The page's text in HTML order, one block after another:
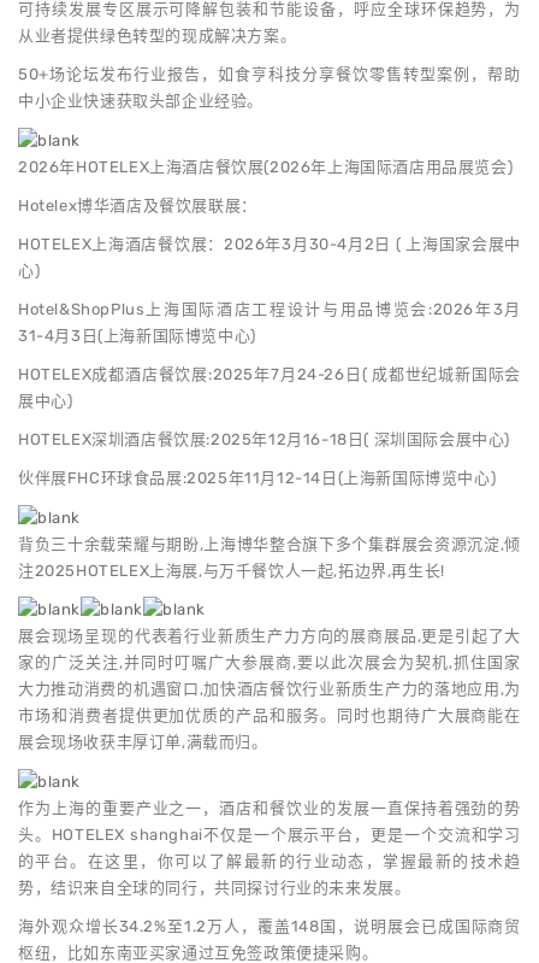
可持续发展专区展示可降解包装和节能设备，呼应全球环保趋势，为
从业者提供绿色转型的现成解决方案。
50+场论坛发布行业报告，如食亨科技分享餐饮零售转型案例，帮助
中小企业快速获取头部企业经验。
2026年HOTELEX上海酒店餐饮展(2026年上海国际酒店用品展览会)
Hotelex博华酒店及餐饮展联展：
HOTELEX上海酒店餐饮展：2026年3月30-4月2日 ( 上海国家会展中
心)
Hotel&ShopPlus上海国际酒店工程设计与用品博览会:2026年3月
31-4月3日(上海新国际博览中心)
HOTELEX成都酒店餐饮展:2025年7月24-26日( 成都世纪城新国际会
展中心)
HOTELEX深圳酒店餐饮展:2025年12月16-18日( 深圳国际会展中心)
伙伴展FHC环球食品展:2025年11月12-14日(上海新国际博览中心)
背负三十余载荣耀与期盼,上海博华整合旗下多个集群展会资源沉淀,倾
注2025HOTELEX上海展,与万千餐饮人一起,拓边界,再生长!
展会现场呈现的代表着行业新质生产力方向的展商展品,更是引起了大
家的广泛关注,并同时叮嘱广大参展商,要以此次展会为契机,抓住国家
大力推动消费的机遇窗口,加快酒店餐饮行业新质生产力的落地应用,为
市场和消费者提供更加优质的产品和服务。同时也期待广大展商能在
展会现场收获丰厚订单,满载而归。
作为上海的重要产业之一，酒店和餐饮业的发展一直保持着强劲的势
头。HOTELEX shanghai不仅是一个展示平台，更是一个交流和学习
的平台。在这里，你可以了解最新的行业动态，掌握最新的技术趋
势，结识来自全球的同行，共同探讨行业的未来发展。
海外观众增长34.2%至1.2万人，覆盖148国，说明展会已成国际商贸
枢纽，比如东南亚买家通过互免签政策便捷采购。